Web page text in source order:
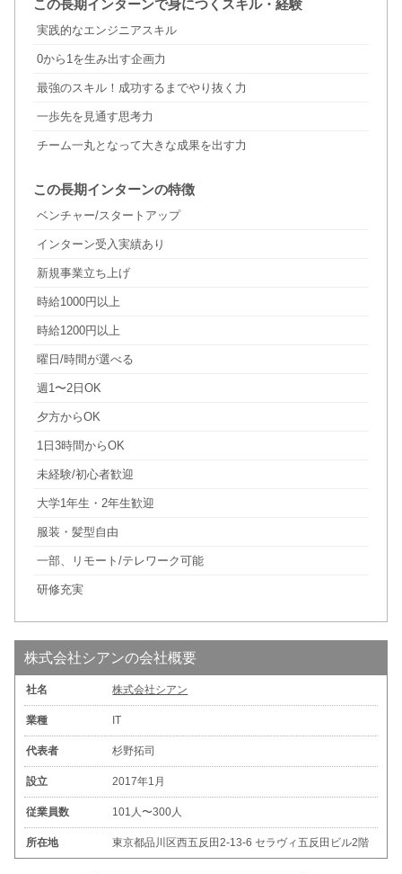
この長期インターンで身につくスキル・経験
実践的なエンジニアスキル
0から1を生み出す企画力
最強のスキル！成功するまでやり抜く力
一歩先を見通す思考力
チーム一丸となって大きな成果を出す力
この長期インターンの特徴
ベンチャー/スタートアップ
インターン受入実績あり
新規事業立ち上げ
時給1000円以上
時給1200円以上
曜日/時間が選べる
週1〜2日OK
夕方からOK
1日3時間からOK
未経験/初心者歓迎
大学1年生・2年生歓迎
服装・髪型自由
一部、リモート/テレワーク可能
研修充実
株式会社シアンの会社概要
社名 株式会社シアン
業種 IT
代表者 杉野拓司
設立 2017年1月
従業員数 101人〜300人
所在地 東京都品川区西五反田2-13-6 セラヴィ五反田ビル2階